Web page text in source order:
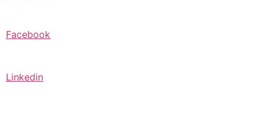
Facebook
Linkedin